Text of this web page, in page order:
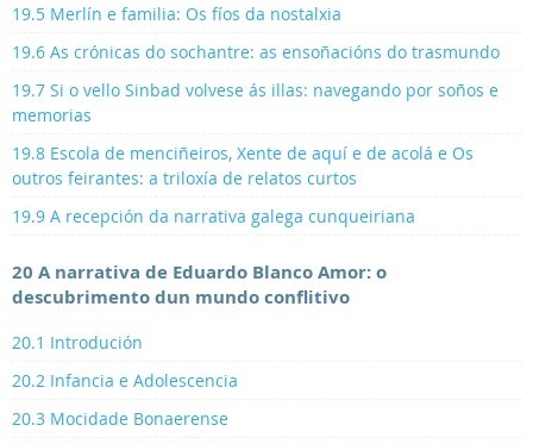
19.5 Merlín e familia: Os fíos da nostalxia
19.6 As crónicas do sochantre: as ensoñacións do trasmundo
19.7 Si o vello Sinbad volvese ás illas: navegando por soños e
memorias
19.8 Escola de menciñeiros, Xente de aquí e de acolá e Os
outros feirantes: a triloxía de relatos curtos
19.9 A recepción da narrativa galega cunqueiriana
20 A narrativa de Eduardo Blanco Amor: o
descubrimento dun mundo conflitivo
20.1 Introdución
20.2 Infancia e Adolescencia
20.3 Mocidade Bonaerense